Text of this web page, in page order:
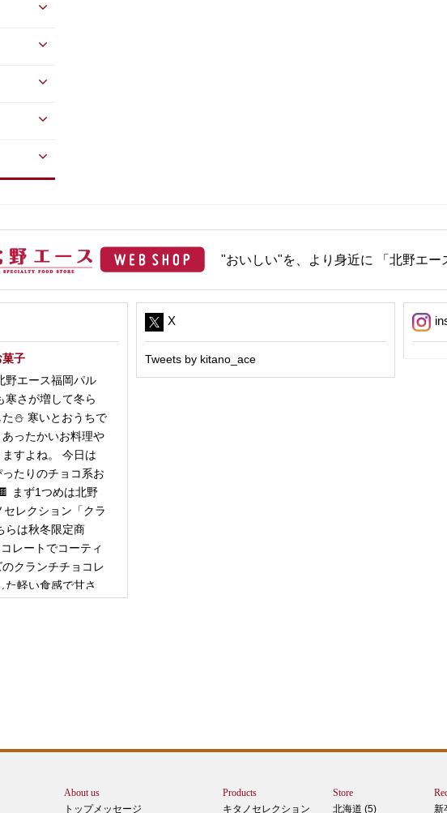
"おいしい"を、より身近に 「北野エー
菓子
野エース福岡パル
さが増して冬ら
⛄️ 寒いとおうちで
ったかいお料理や
すよね。 今日は
たりのチョコ系お
まず1つめは北野
レクション「クラ
らは秋冬限定商
レートでコーティ
クランチチョコレ
た軽い食感で甘さ
にちは！北野エー
です。 いきなりで
すか？ ヒントは
です！ はんぺ
す。リバースカー
X
Tweets by kitano_ace
About us
トップメッセージ
Products
キタノセレクション
Store
北海道 (5)
新